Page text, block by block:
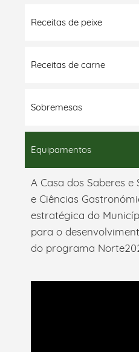
Receitas de peixe
Receitas de carne
Sobremesas
Equipamentos
A Casa dos Saberes
e Ciências
estratégica do
para o
do programa